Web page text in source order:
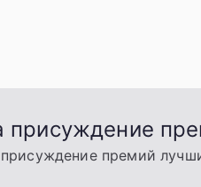
присуждение
премий